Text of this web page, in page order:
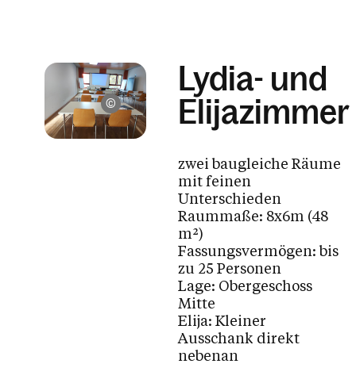
Sabine Blum-Graziadei
Lydia- und
Elijazimmer
zwei baugleiche Räume
mit feinen
Unterschieden
Raummaße: 8x6m (48
m²)
Fassungsvermögen: bis
zu 25 Personen
Lage: Obergeschoss
Mitte
Elija: Kleiner
Ausschank direkt
nebenan